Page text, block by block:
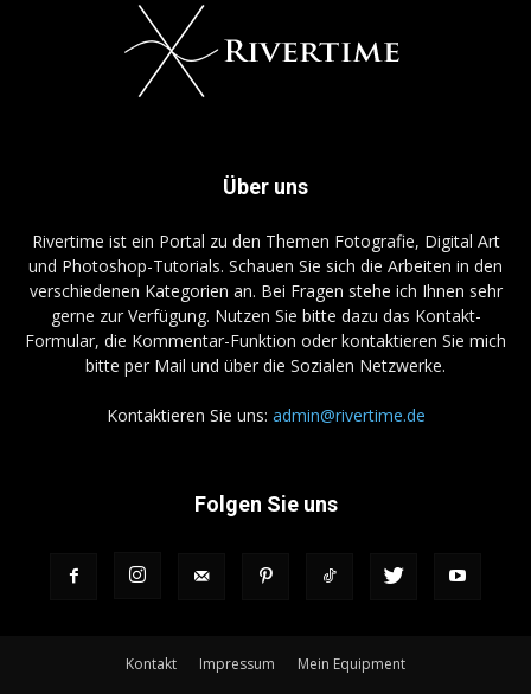
Über uns
Rivertime ist ein Portal zu den Themen Fotografie, Digital Art
und Photoshop-Tutorials. Schauen Sie sich die Arbeiten in den
verschiedenen Kategorien an. Bei Fragen stehe ich Ihnen sehr
gerne zur Verfügung. Nutzen Sie bitte dazu das Kontakt-
Formular, die Kommentar-Funktion oder kontaktieren Sie mich
bitte per Mail und über die Sozialen Netzwerke.
Kontaktieren Sie uns: admin@rivertime.de
Folgen Sie uns
Kontakt Impressum Mein Equipment